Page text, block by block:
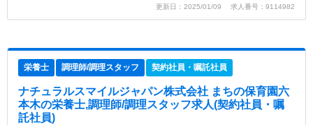
更新日：2025/01/09 求人番号：9114982
栄養士 調理師/調理スタッフ 契約社員・嘱託社員
ナチュラルスマイルジャパン株式会社 まちの保育園六
本木の栄養士,調理師/調理スタッフ求人(契約社員・嘱
託社員)